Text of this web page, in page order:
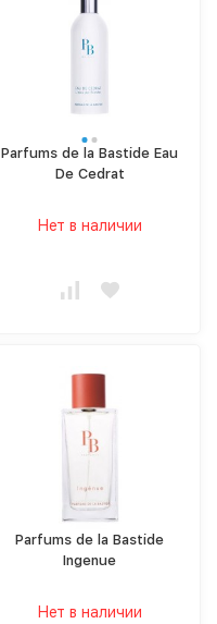
Parfums de la Bastide Eau
De Cedrat
Нет в наличии
Parfums de la Bastide
Ingenue
Нет в наличии